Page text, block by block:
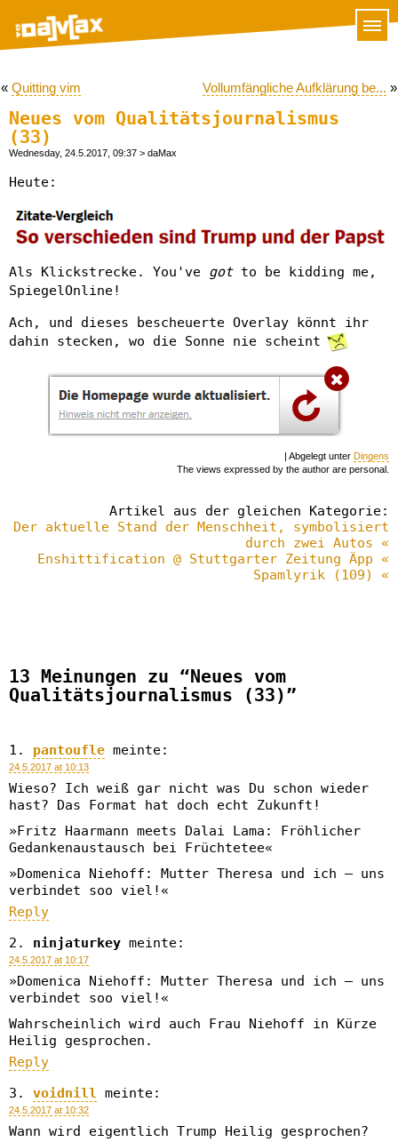
« Quitting vim Vollumfängliche Aufklärung be... »
Neues vom Qualitätsjournalismus
(33)
Wednesday, 24.5.2017, 09:37 > daMax
Heute:
Als Klickstrecke. You've gotto be kidding me,
SpiegelOnline!
Ach, und dieses bescheuerte Overlay könnt ihr
dahin stecken, wo die Sonne nie scheint
| Abgelegt unter Dingens
The views expressed by the author are personal.
Artikel aus der gleichen Kategorie:
Der aktuelle Stand der Menschheit, symbolisiert
durch zwei Autos «
Enshittification @ Stuttgarter Zeitung Äpp «
Spamlyrik (109) «
13 Meinungen zu “Neues vom
Qualitätsjournalismus (33)”
pantoufle meinte:
24.5.2017 at 10:13
Wieso? Ich weiß gar nicht was Du schon wieder
hast? Das Format hat doch echt Zukunft!
»Fritz Haarmann meets Dalai Lama: Fröhlicher
Gedankenaustausch bei Früchtetee«
»Domenica Niehoff: Mutter Theresa und ich – uns
verbindet soo viel!«
Reply
ninjaturkey meinte:
24.5.2017 at 10:17
»Domenica Niehoff: Mutter Theresa und ich – uns
verbindet soo viel!«
Wahrscheinlich wird auch Frau Niehoff in Kürze
Heilig gesprochen.
Reply
voidnill
meinte:
24.5.2017 at 10:32
Wann wird eigentlich Trump Heilig gesprochen?